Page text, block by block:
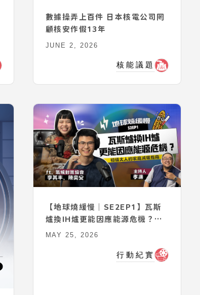
數據操弄上百件 日本核電公司罔
顧核安作假13年
JUNE 2, 2026
核能議題
【地球燒緩慢｜SE2EP1】瓦斯
爐換IH爐更能因應能源危機？｜
初級大人的家庭減碳指南
MAY 25, 2026
行動紀實